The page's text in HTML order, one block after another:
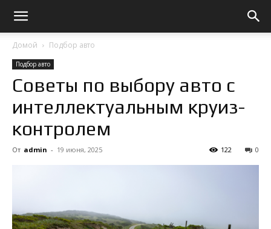
Домой Подбор авто
Подбор авто
Советы по выбору авто с
интеллектуальным круиз-
контролем
От admin - 19 июня, 2025 0
122